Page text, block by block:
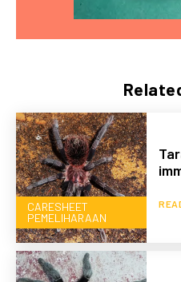
CARESHEET
PEMELIHARAAN